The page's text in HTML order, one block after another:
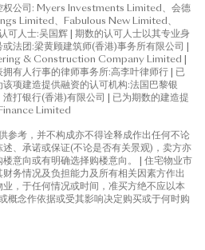
权公司: Myers Investments Limited、会德
Limited、Fabulous New Limited、
人士:吴国辉 | 期数的认可人士以其专业身
法团:梁黄顾建筑师(香港)事务所有限公司 |
& Construction Company Limited |
有人行事的律师事务所:高李叶律师行 | 已
项建造提供融资的认可机构:法国巴黎银
打银行(香港)有限公司 | 已为期数的建造提
Limited
参考，并不构成亦不得诠释成作出任何不论
、承诺或保证(不论是否有关景观)，卖方亦
意向或有明确选择购楼意向。 | 住宅物业市
务情况及负担能力及所有相关因素方作出
，于任何情况或时间，准买方绝不应以本
概念作依据或受其影响决定购买或于何时购